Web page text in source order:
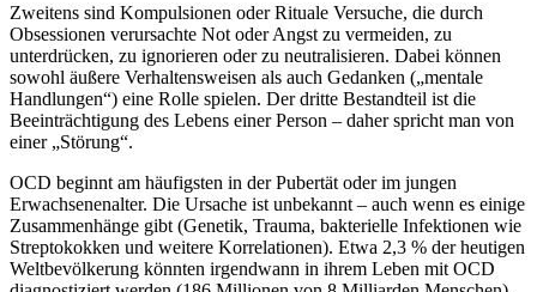
Zweitens sind Kompulsionen oder Rituale Versuche, die durch
Obsessionen verursachte Not oder Angst zu vermeiden, zu
unterdrücken, zu ignorieren oder zu neutralisieren. Dabei können
sowohl äußere Verhaltensweisen als auch Gedanken („mentale
Handlungen“) eine Rolle spielen. Der dritte Bestandteil ist die
Beeinträchtigung des Lebens einer Person – daher spricht man von
einer „Störung“.
OCD beginnt am häufigsten in der Pubertät oder im jungen
Erwachsenenalter. Die Ursache ist unbekannt – auch wenn es einige
Zusammenhänge gibt (Genetik, Trauma, bakterielle Infektionen wie
Streptokokken und weitere Korrelationen). Etwa 2,3 % der heutigen
Weltbevölkerung könnten irgendwann in ihrem Leben mit OCD